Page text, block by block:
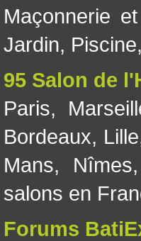
Maçonnerie
Jardin,
95 Salon de
Paris,
Bordeaux, Lille
Mans, Nîmes,
salons en
Forums